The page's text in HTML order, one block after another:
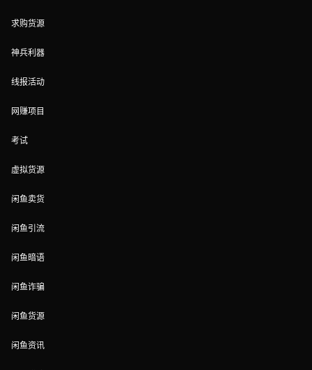
求购货源
神兵利器
线报活动
网赚项目
考试
虚拟货源
闲鱼卖货
闲鱼引流
闲鱼暗语
闲鱼诈骗
闲鱼货源
闲鱼资讯